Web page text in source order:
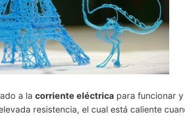
a la corriente eléctrica para funcionar
resistencia, el cual está caliente